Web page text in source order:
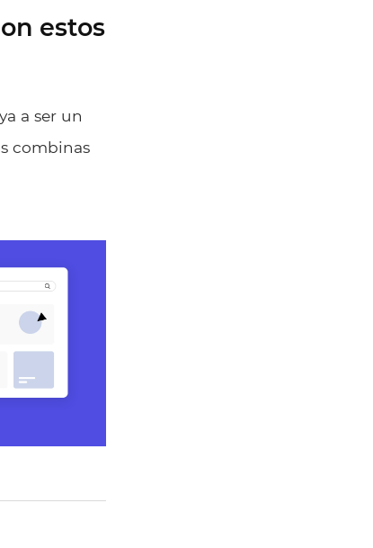
estos
a ser un
combinas